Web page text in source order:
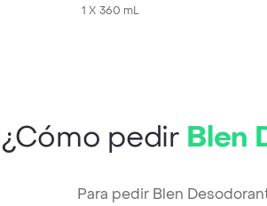
1 X 360 mL
¿Cómo pedir Blen
Para pedir Blen